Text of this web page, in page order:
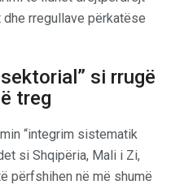
rregullave përkatëse
si rrugë
treg
“integrim sistematik
si Shqipëria, Mali i Zi,
përfshihen në më shumë